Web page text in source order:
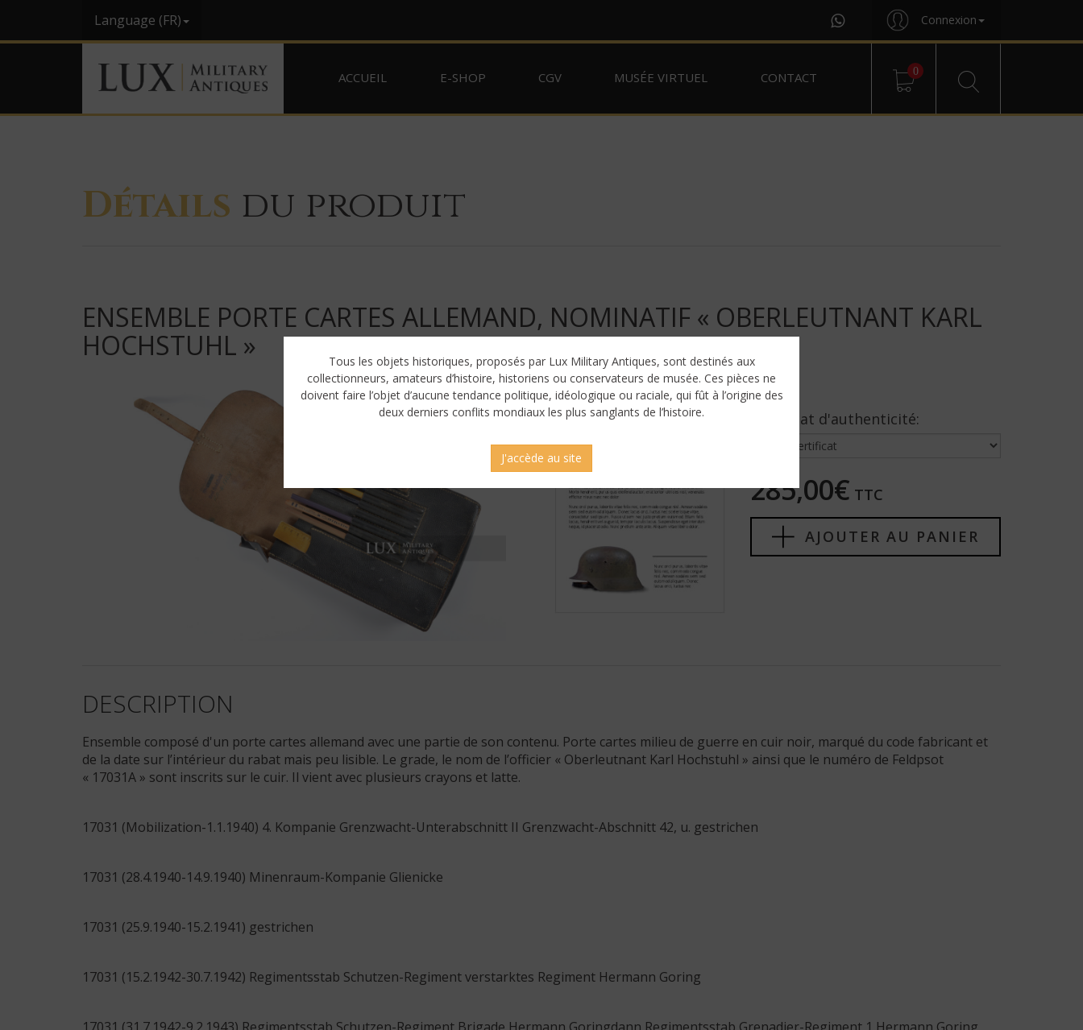
Language (FR) Connexion
ACCUEIL E-SHOP CGV MUSÉE VIRTUEL CONTACT 0
Détails du produit
ENSEMBLE PORTE CARTES ALLEMAND, NOMINATIF « OBERLEUTNANT KARL
HOCHSTUHL »
Certificat d'authenticité:
285,00€ TTC
AJOUTER AU PANIER
DESCRIPTION
Ensemble composé d'un porte cartes allemand avec une partie de son contenu. Porte cartes milieu de guerre en cuir noir, marqué du code fabricant et
de la date sur l’intérieur du rabat mais peu lisible. Le grade, le nom de l’officier « Oberleutnant Karl Hochstuhl » ainsi que le numéro de Feldpsot
« 17031A » sont inscrits sur le cuir. Il vient avec plusieurs crayons et latte.
17031 (Mobilization-1.1.1940) 4. Kompanie Grenzwacht-Unterabschnitt II Grenzwacht-Abschnitt 42, u. gestrichen
17031 (28.4.1940-14.9.1940) Minenraum-Kompanie Glienicke
17031 (25.9.1940-15.2.1941) gestrichen
17031 (15.2.1942-30.7.1942) Regimentsstab Schutzen-Regiment verstarktes Regiment Hermann Goring
Tous les objets historiques, proposés par Lux Military Antiques, sont destinés aux
collectionneurs, amateurs d’histoire, historiens ou conservateurs de musée. Ces pièces ne
doivent faire l’objet d’aucune tendance politique, idéologique ou raciale, qui fût à l’origine des
deux derniers conflits mondiaux les plus sanglants de l’histoire.
J'accède au site